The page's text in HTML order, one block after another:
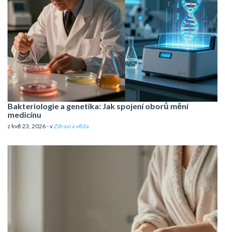
Bakteriologie a genetika: Jak spojení oborů mění
medicínu
z kvě 23, 2026 - vZdraví a věda